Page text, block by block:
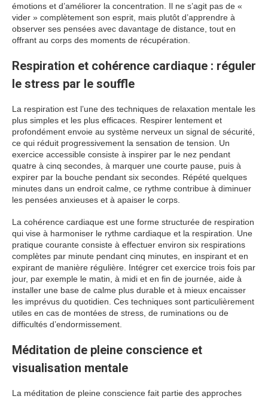
émotions et d’améliorer la concentration. Il ne s’agit pas de «
vider » complètement son esprit, mais plutôt d’apprendre à
observer ses pensées avec davantage de distance, tout en
offrant au corps des moments de récupération.
Respiration et cohérence cardiaque : réguler
le stress par le souffle
La respiration est l’une des techniques de relaxation mentale les
plus simples et les plus efficaces. Respirer lentement et
profondément envoie au système nerveux un signal de sécurité,
ce qui réduit progressivement la sensation de tension. Un
exercice accessible consiste à inspirer par le nez pendant
quatre à cinq secondes, à marquer une courte pause, puis à
expirer par la bouche pendant six secondes. Répété quelques
minutes dans un endroit calme, ce rythme contribue à diminuer
les pensées anxieuses et à apaiser le corps.
La cohérence cardiaque est une forme structurée de respiration
qui vise à harmoniser le rythme cardiaque et la respiration. Une
pratique courante consiste à effectuer environ six respirations
complètes par minute pendant cinq minutes, en inspirant et en
expirant de manière régulière. Intégrer cet exercice trois fois par
jour, par exemple le matin, à midi et en fin de journée, aide à
installer une base de calme plus durable et à mieux encaisser
les imprévus du quotidien. Ces techniques sont particulièrement
utiles en cas de montées de stress, de ruminations ou de
difficultés d’endormissement.
Méditation de pleine conscience et
visualisation mentale
La méditation de pleine conscience fait partie des approches